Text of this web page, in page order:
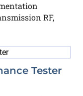
RF,
Tester